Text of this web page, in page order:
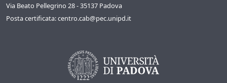
Via Beato Pellegrino 28 - 35137 Padova
Posta certificata: centro.cab@pec.unipd.it